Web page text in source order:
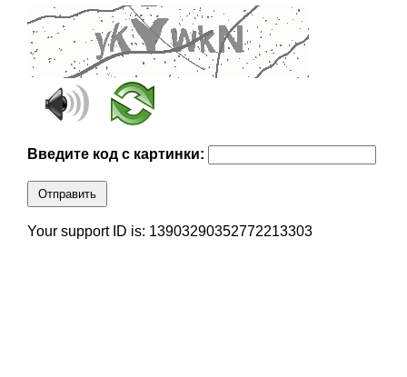
Введите код с картинки:
Отправить
Your support ID is: 13903290352772213303